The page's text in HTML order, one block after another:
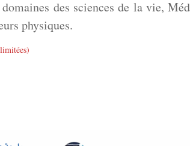
des sciences de la vie,
physiques.